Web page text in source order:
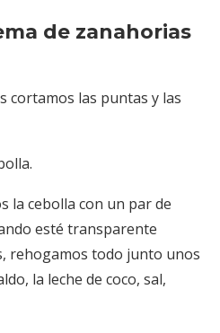
de zanahorias
cortamos las puntas y las
la cebolla con un par de
esté transparente
rehogamos todo junto unos
la leche de coco, sal,